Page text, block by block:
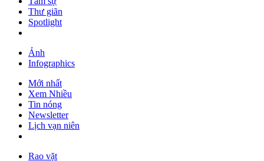
Thư giãn
Spotlight
Ảnh
Infographics
Mới nhất
Xem Nhiều
Tin nóng
Newsletter
Lịch vạn niên
Rao vặt